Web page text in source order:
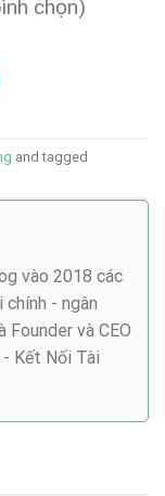
chọn)
and tagged
vào 2018 các
- ngân
Founder và CEO
Kết Nối Tài